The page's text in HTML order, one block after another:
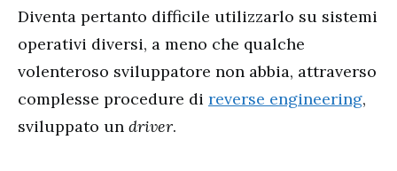
Diventa pertanto difficile utilizzarlo su sistemi
operativi diversi, a meno che qualche
volenteroso sviluppatore non abbia, attraverso
complesse procedure di reverse engineering,
sviluppato un driver.